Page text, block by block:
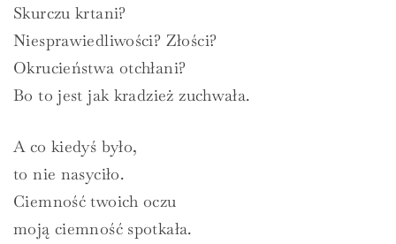
Skurczu krtani?
Niesprawiedliwości? Złości?
Okrucieństwa otchłani?
Bo to jest jak kradzież zuchwała.
A co kiedyś było,
to nie nasyciło.
Ciemność twoich oczu
moją ciemność spotkała.